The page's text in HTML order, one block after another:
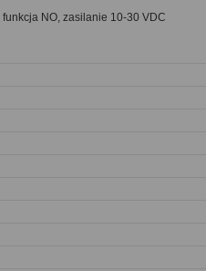
NO, zasilanie 10-30 VDC